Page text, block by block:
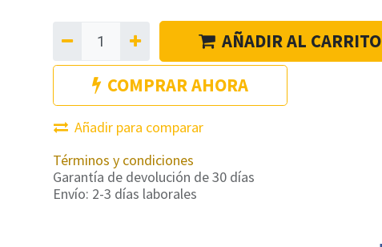
AÑADIR AL CARRITO
COMPRAR AHORA
Añadir para comparar
Términos y condiciones
Garantía de devolución de 30 días
Envío: 2-3 días laborales